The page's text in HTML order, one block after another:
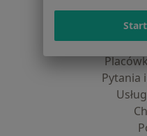
Pytania